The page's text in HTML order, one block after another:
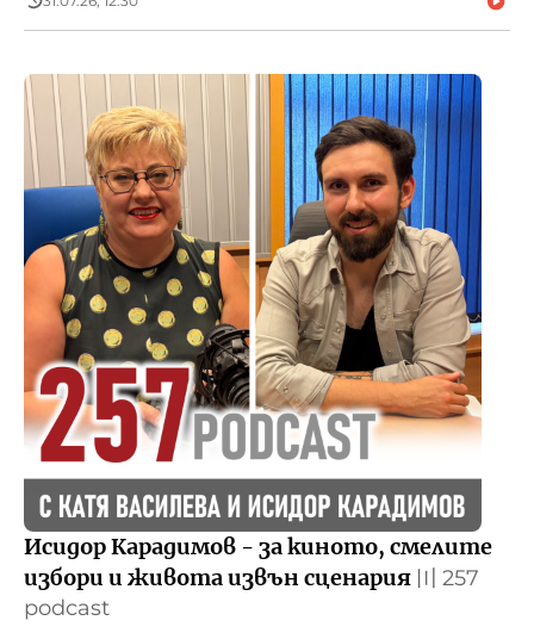
Исидор Карадимов - за киното, смелите
избори и живота извън сценария 〣 257
podcast